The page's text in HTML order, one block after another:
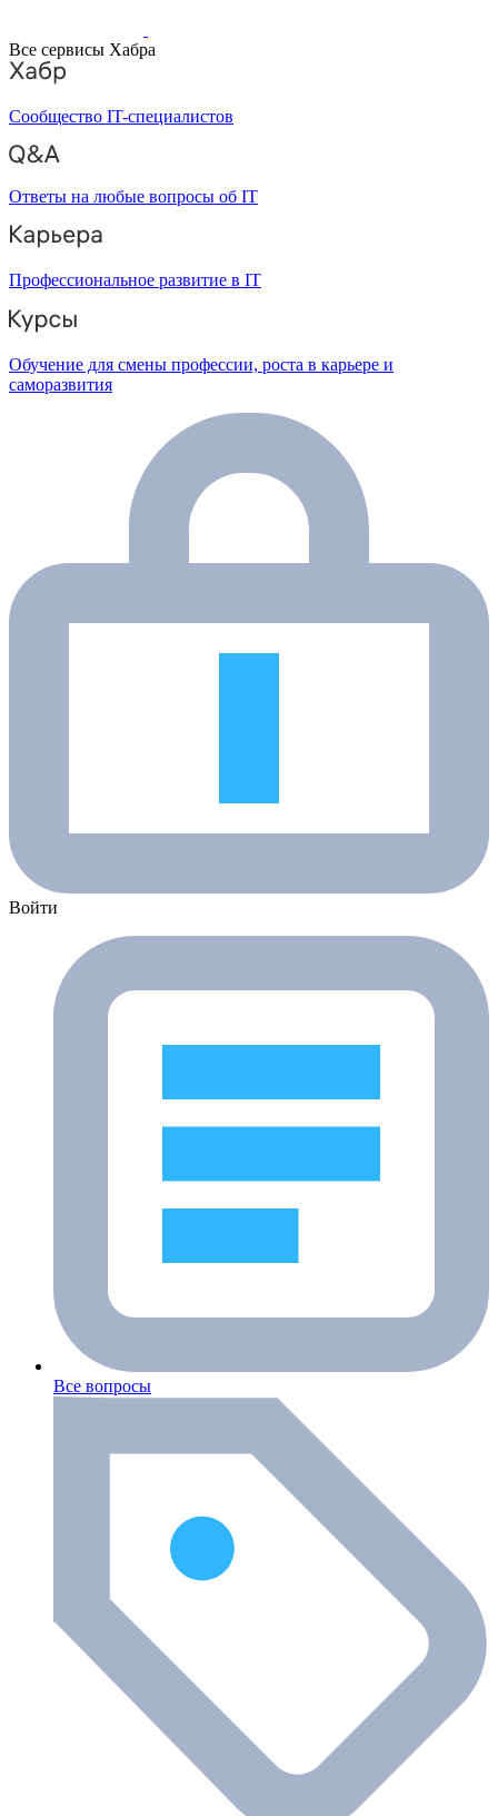
Все сервисы Хабра
Сообщество IT-специалистов
Ответы на любые вопросы об IT
Профессиональное развитие в IT
Обучение для смены профессии, роста в карьере и
саморазвития
Войти
Все вопросы